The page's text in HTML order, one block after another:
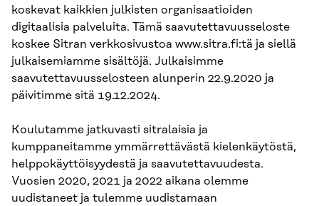
koskevat kaikkien julkisten organisaatioiden
digitaalisia palveluita. Tämä saavutettavuusseloste
koskee Sitran verkkosivustoa www.sitra.fi:tä ja siellä
julkaisemiamme sisältöjä. Julkaisimme
saavutettavuusselosteen alunperin 22.9.2020 ja
päivitimme sitä 19.12.2024.
Koulutamme jatkuvasti sitralaisia ja
kumppaneitamme ymmärrettävästä kielenkäytöstä,
helppokäyttöisyydestä ja saavutettavuudesta.
Vuosien 2020, 2021 ja 2022 aikana olemme
uudistaneet ja tulemme uudistamaan